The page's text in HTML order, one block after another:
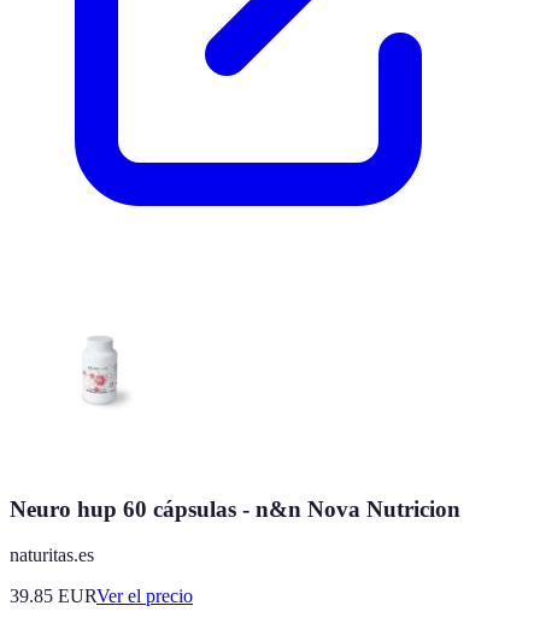
Neuro hup 60 cápsulas - n&n Nova Nutricion
naturitas.es
39.85 EURVer el precio